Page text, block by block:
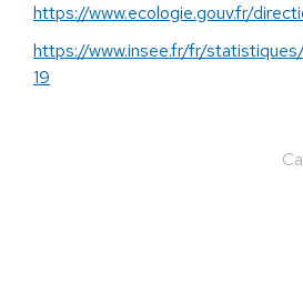
https://www.ecologie.gouv.fr/
https://www.insee.fr/fr/
19